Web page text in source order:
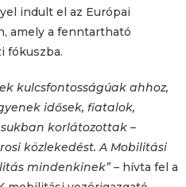
indult el az Európai
amely a fenntartható
fókuszba.
kulcsfontosságúak ahhoz,
idősek, fiatalok,
korlátozottak –
közlekedést. A Mobilitási
mindenkinek” – hívta fel a